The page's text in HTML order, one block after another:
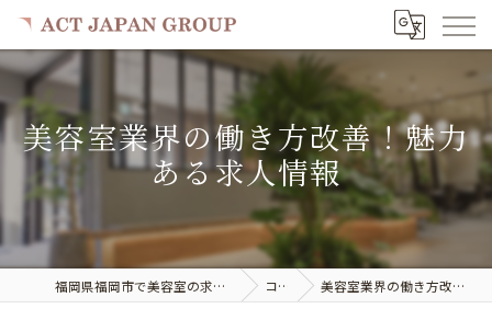
美容室業界の働き方改善！魅力
ある求人情報
福岡県福岡市で美容室の求人ならACT JAPAN GROUP コラム 美容室業界の働き方改善！魅力ある求人情報